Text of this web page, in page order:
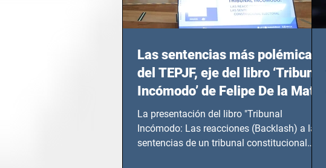
Las sentencias más polémicas
del TEPJF, eje del libro ‘Tribunal
Incómodo’ de Felipe De la Mata
La presentación del libro "Tribunal
Incómodo: Las reacciones (Backlash) a las
sentencias de un tribunal constitucional